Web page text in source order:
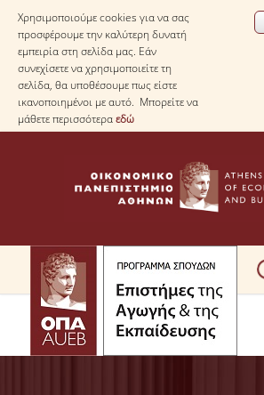
Χρησιμοποιούμε cookies για να σας
προσφέρουμε την καλύτερη δυνατή
εμπειρία στη σελίδα μας. Εάν
συνεχίσετε να χρησιμοποιείτε τη
σελίδα, θα υποθέσουμε πως είστε
ικανοποιημένοι με αυτό. Μπορείτε να
μάθετε περισσότεραεδώ
ΑΡΧΙΚΗ